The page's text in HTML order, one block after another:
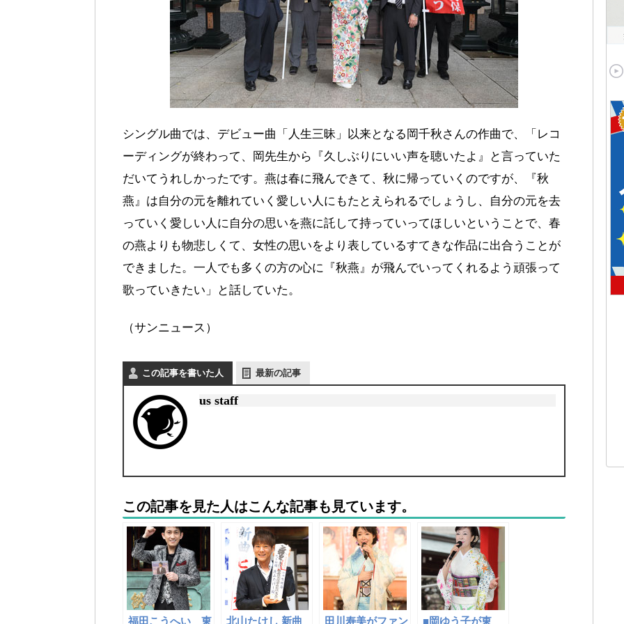
シングル曲では、デビュー曲「人生三昧」以来となる岡千秋さんの作曲で、「レコ
ーディングが終わって、岡先生から『久しぶりにいい声を聴いたよ』と言っていた
だいてうれしかったです。燕は春に飛んできて、秋に帰っていくのですが、『秋
燕』は自分の元を離れていく愛しい人にもたとえられるでしょうし、自分の元を去
っていく愛しい人に自分の思いを燕に託して持っていってほしいということで、春
の燕よりも物悲しくて、女性の思いをより表しているすてきな作品に出合うことが
できました。一人でも多くの方の心に『秋燕』が飛んでいってくれるよう頑張って
歌っていきたい」と話していた。
（サンニュース）
この記事を書いた人 最新の記事
us staff
この記事を見た人はこんな記事も見ています。
福田こうへい 東 北山たけし 新曲 田川寿美がファン ■岡ゆう子が東